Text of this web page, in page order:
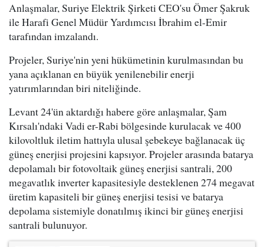
Anlaşmalar, Suriye Elektrik Şirketi CEO'su Ömer Şakruk
ile Harafi Genel Müdür Yardımcısı İbrahim el-Emir
tarafından imzalandı.
Projeler, Suriye'nin yeni hükümetinin kurulmasından bu
yana açıklanan en büyük yenilenebilir enerji
yatırımlarından biri niteliğinde.
Levant 24'ün aktardığı habere göre anlaşmalar, Şam
Kırsalı'ndaki Vadi er-Rabi bölgesinde kurulacak ve 400
kilovoltluk iletim hattıyla ulusal şebekeye bağlanacak üç
güneş enerjisi projesini kapsıyor. Projeler arasında batarya
depolamalı bir fotovoltaik güneş enerjisi santrali, 200
megavatlık inverter kapasitesiyle desteklenen 274 megavat
üretim kapasiteli bir güneş enerjisi tesisi ve batarya
depolama sistemiyle donatılmış ikinci bir güneş enerjisi
santrali bulunuyor.